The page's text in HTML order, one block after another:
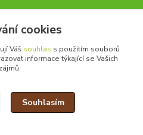
nás kontaktovat.
cookies
Váš souhlas s použitím souborů
informace týkající se Vašich
zájmů.
Souhlasím